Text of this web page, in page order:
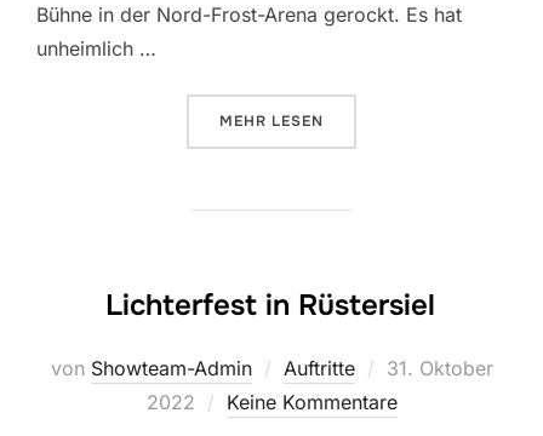
Bühne in der Nord-Frost-Arena gerockt. Es hat
unheimlich …
MEHR ÜBER „FEUERWERK DER
LESEN
Lichterfest in Rüstersiel
von Showteam-Admin Auftritte
Veröffentlicht
am
31. Oktober
2022
Keine Kommentare